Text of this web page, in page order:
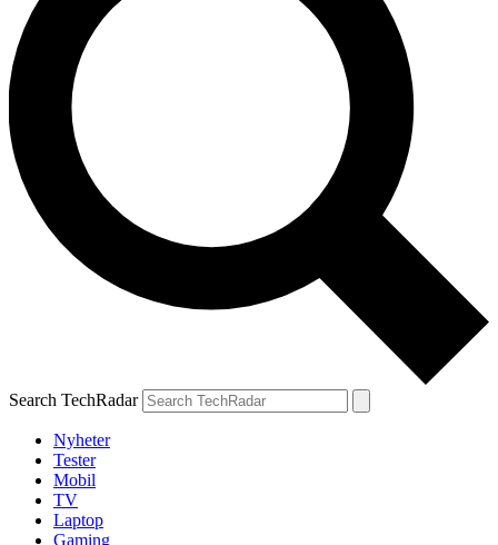
Search TechRadar
Nyheter
Tester
Mobil
TV
Laptop
Gaming